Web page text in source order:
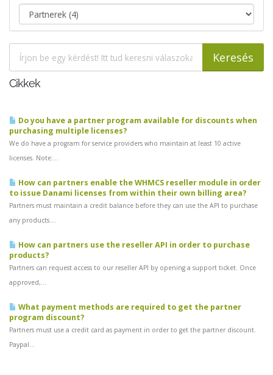
Cikkek
Do you have a partner program available for discounts when
purchasing multiple licenses?
We do have a program for service providers who maintain at least 10 active
licenses. Note:...
How can partners enable the WHMCS reseller module in order
to issue Danami licenses from within their own billing area?
Partners must maintain a credit balance before they can use the API to purchase
any products....
How can partners use the reseller API in order to purchase
products?
Partners can request access to our reseller API by opening a support ticket. Once
approved,...
What payment methods are required to get the partner
program discount?
Partners must use a credit card as payment in order to get the partner discount.
Paypal...